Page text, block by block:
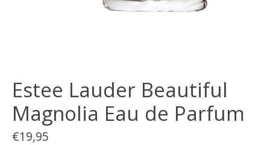
Estee Lauder Beautiful
Magnolia Eau de Parfum
€19,95